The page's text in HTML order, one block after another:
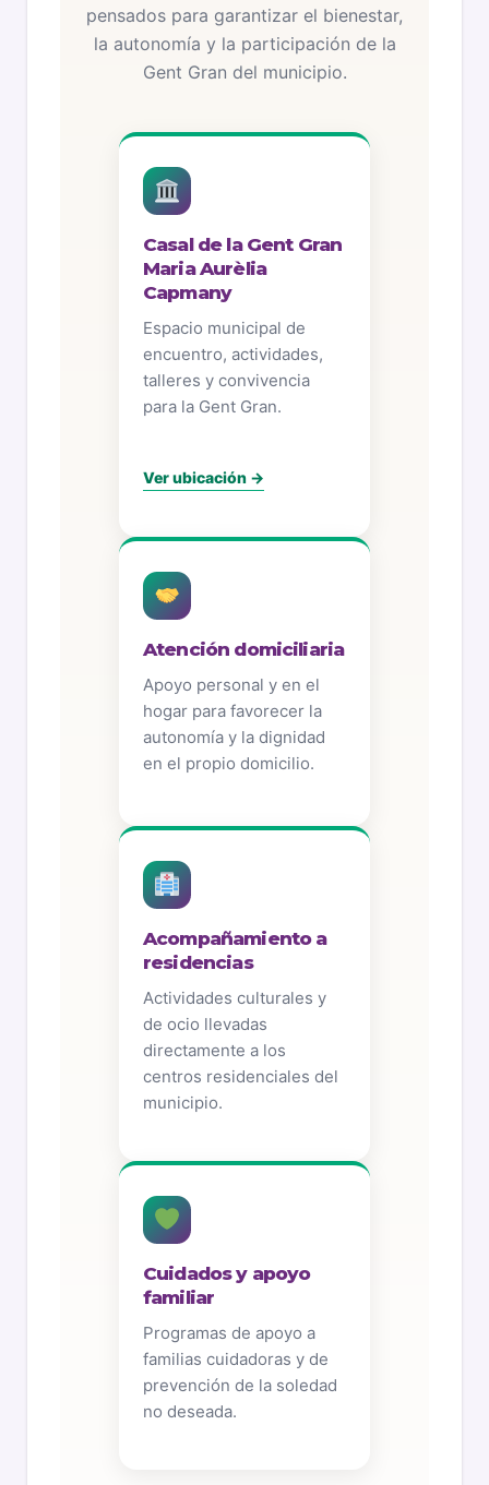
pensados para garantizar el bienestar,
la autonomía y la participación de la
Gent Gran del municipio.
Casal de la Gent Gran
Maria Aurèlia
Capmany
Espacio municipal de
encuentro, actividades,
talleres y convivencia
para la Gent Gran.
Ver ubicación →
Atención domiciliaria
Apoyo personal y en el
hogar para favorecer la
autonomía y la dignidad
en el propio domicilio.
Acompañamiento a
residencias
Actividades culturales y
de ocio llevadas
directamente a los
centros residenciales del
municipio.
Cuidados y apoyo
familiar
Programas de apoyo a
familias cuidadoras y de
prevención de la soledad
no deseada.